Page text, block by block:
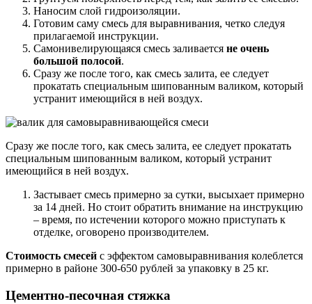
Наносим слой гидроизоляции.
Готовим саму смесь для выравнивания, четко следуя
прилагаемой инструкции.
Самонивелирующаяся смесь заливается не очень
большой полосой.
Сразу же после того, как смесь залита, ее следует
прокатать специальным шипованным валиком, который
устранит имеющийся в ней воздух.
Сразу же после того, как смесь залита, ее следует прокатать
специальным шипованным валиком, который устранит
имеющийся в ней воздух.
Застывает смесь примерно за сутки, высыхает примерно
за 14 дней. Но стоит обратить внимание на инструкцию
– время, по истечении которого можно приступать к
отделке, оговорено производителем.
Стоимость смесей с эффектом самовыравнивания колеблется
примерно в районе 300-650 рублей за упаковку в 25 кг.
Цементно-песочная стяжка